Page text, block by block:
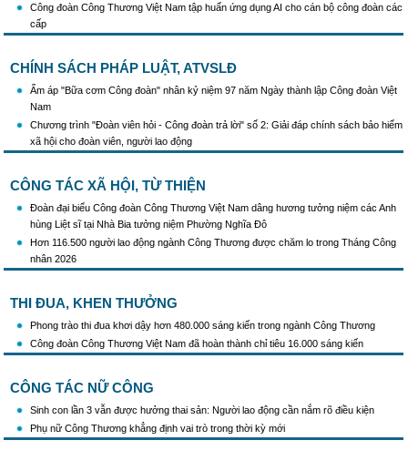
chính trị
Triển khai truyền thông "Chiến dịch 500 ngày đêm đẩy mạnh thực hiện tìm kiếm, quy
Hướng dẫn tuyên truyền kỷ niệm 97 năm Ngày thành lập Công đoàn Việt Nam
Khẩu hiệu tuyên truyền trong nhiệm kỳ Đại hội XIV của Đảng
công tác phòng, chống buôn lậu, vận chuyển, sản xuất, mua bán, tàng trữ, sử dụng
trái phép thuốc lá trong tình hình mới
Công đoàn Công Thương Việt Nam tập huấn ứng dụng AI cho cán bộ công đoàn các
cấp
CHÍNH SÁCH PHÁP LUẬT, ATVSLĐ
Ấm áp "Bữa cơm Công đoàn" nhân kỷ niệm 97 năm Ngày thành lập Công đoàn Việt
Nam
Chương trình "Đoàn viên hỏi - Công đoàn trả lời" số 2: Giải đáp chính sách bảo hiểm
xã hội cho đoàn viên, người lao động
CÔNG TÁC XÃ HỘI, TỪ THIỆN
Đoàn đại biểu Công đoàn Công Thương Việt Nam dâng hương tưởng niệm các Anh
hùng Liệt sĩ tại Nhà Bia tưởng niệm Phường Nghĩa Đô
Hơn 116.500 người lao động ngành Công Thương được chăm lo trong Tháng Công
nhân 2026
THI ĐUA, KHEN THƯỞNG
Phong trào thi đua khơi dậy hơn 480.000 sáng kiến trong ngành Công Thương
Công đoàn Công Thương Việt Nam đã hoàn thành chỉ tiêu 16.000 sáng kiến
CÔNG TÁC NỮ CÔNG
Sinh con lần 3 vẫn được hưởng thai sản: Người lao động cần nắm rõ điều kiện
Phụ nữ Công Thương khẳng định vai trò trong thời kỳ mới